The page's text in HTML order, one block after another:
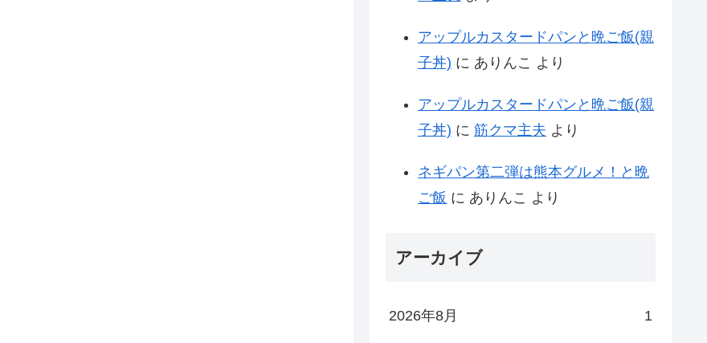
アップルカスタードパンと晩ご飯(親
子丼) に ありんこ より
アップルカスタードパンと晩ご飯(親
子丼) に 筋クマ主夫 より
ネギパン第二弾は熊本グルメ！と晩
ご飯 に ありんこ より
アーカイブ
2026年8月 1